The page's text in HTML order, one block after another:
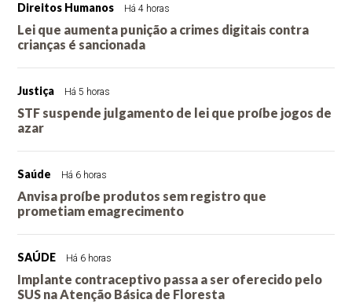
Direitos Humanos Há 4 horas
Lei que aumenta punição a crimes digitais contra
crianças é sancionada
Justiça Há 5 horas
STF suspende julgamento de lei que proíbe jogos de
azar
Saúde Há 6 horas
Anvisa proíbe produtos sem registro que
prometiam emagrecimento
SAÚDE Há 6 horas
Implante contraceptivo passa a ser oferecido pelo
SUS na Atenção Básica de Floresta